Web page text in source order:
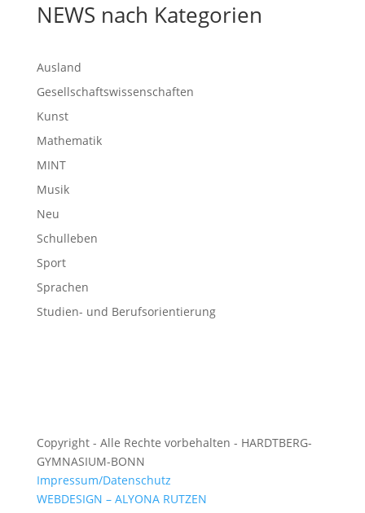
NEWS nach Kategorien
Ausland
Gesellschaftswissenschaften
Kunst
Mathematik
MINT
Musik
Neu
Schulleben
Sport
Sprachen
Studien- und Berufsorientierung
Copyright - Alle Rechte vorbehalten - HARDTBERG-
GYMNASIUM-BONN
Impressum/Datenschutz
WEBDESIGN – ALYONA RUTZEN